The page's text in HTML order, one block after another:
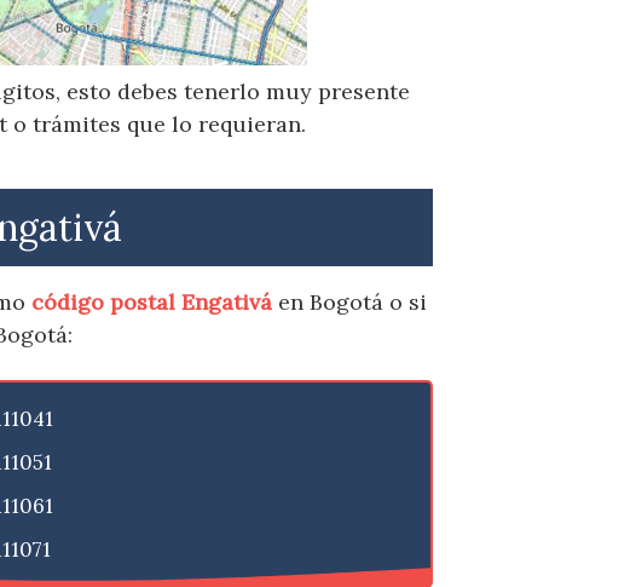
esto debes tenerlo muy presente
o trámites que lo requieran.
código postal Engativá en Bogotá o si